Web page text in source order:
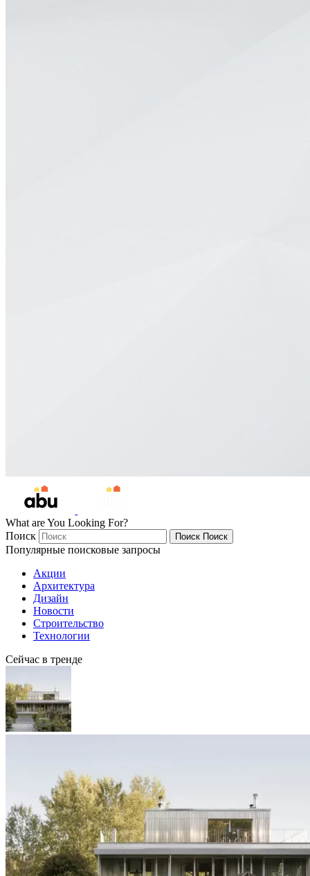
What are You Looking For?
Поиск
Поиск Поиск
Популярные поисковые запросы
Акции
Архитектура
Дизайн
Новости
Строительство
Технологии
Сейчас в тренде